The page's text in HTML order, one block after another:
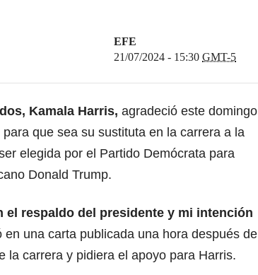
EFE
21/07/2024 - 15:30 GMT-5
Kamala Harris, agradeció este domingo
para que sea su sustituta en la carrera a la
elegida por el Partido Demócrata para
Donald Trump.
el respaldo del presidente y mi intención
en una carta publicada una hora después de
la carrera y pidiera el apoyo para Harris.